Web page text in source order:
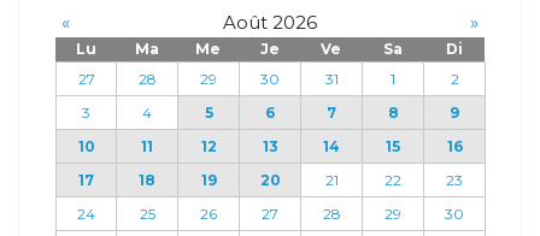
« Août 2026 »
Lu Ma Me Je Ve Sa
Di
27
28 29 30 31 1
2
3
4 5 6 7 8
9
10
11 12 13 14 15
16
17
18 19 20 21 22
23
24
25 26 27 28 29
30